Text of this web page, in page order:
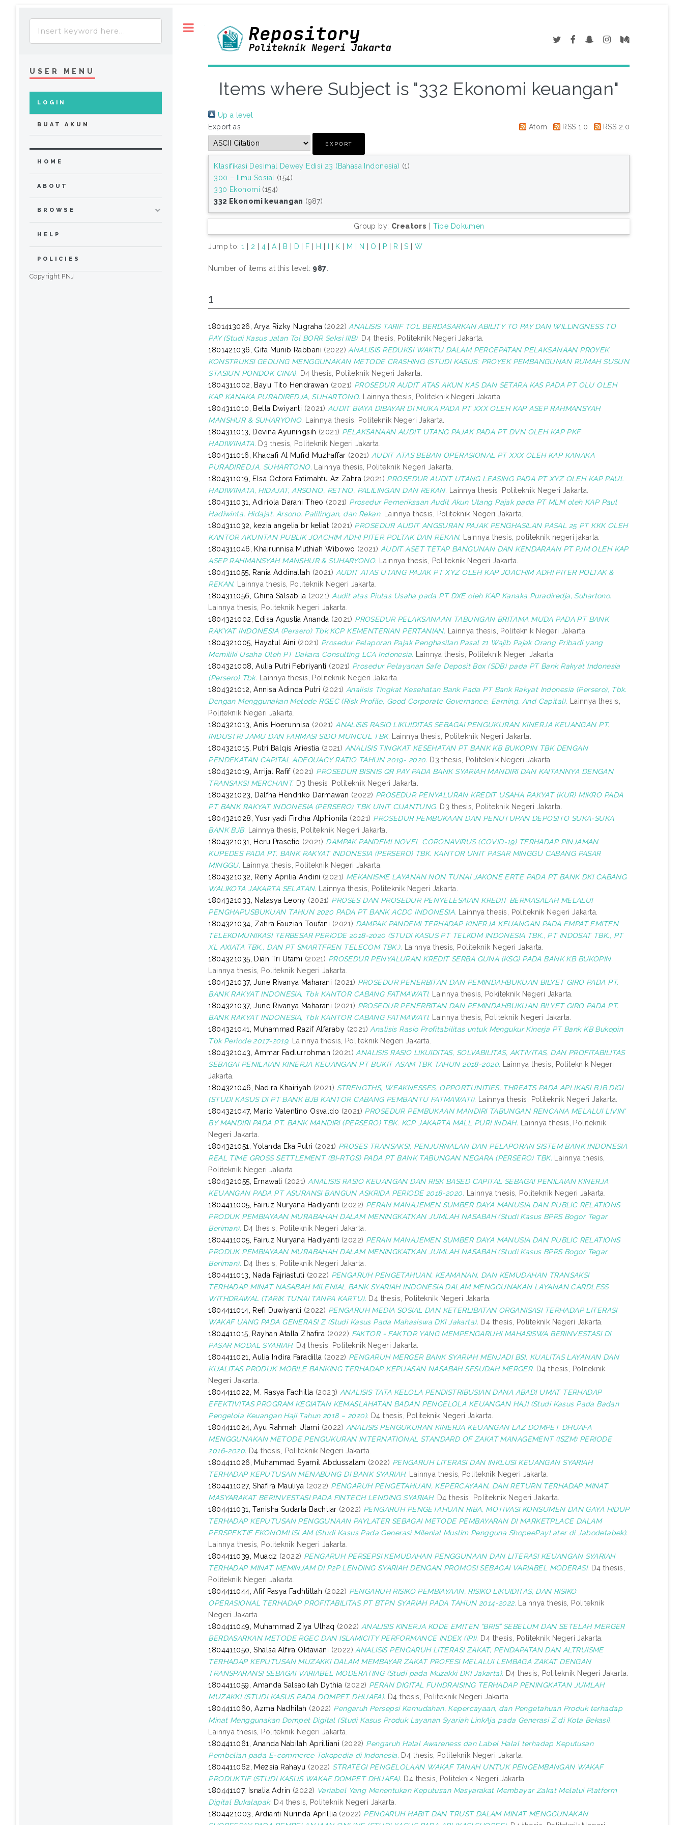
Items where Subject is "332 Ekonomi keuangan"
Up a level
Export as
Atom RSS 1.0 RSS 2.0
Klasifikasi Desimal Dewey Edisi 23 (Bahasa Indonesia) (1)
300 – Ilmu Sosial (154)
330 Ekonomi (154)
332 Ekonomi keuangan (987)
Group by: Creators | Tipe Dokumen
Jump to:1 | 2 | 4|A | B | D | F | H | I | K | M | N | O | P | R |S |W
Number of items at this level: 987
1
1801413026, Arya Rizky Nugraha (2022) ANALISIS TARIF TOL BERDASARKAN ABILITY TO PAY DAN WILLINGNESS TO
PAY (Studi Kasus Jalan Tol BORR Seksi IIIB). D4 thesis, Politeknik Negeri Jakarta.
1801421036, Gifa Munib Rabbani (2022) ANALISIS REDUKSI WAKTU DALAM PERCEPATAN PELAKSANAAN PROYEK
KONSTRUKSI GEDUNG MENGGUNAKAN METODE CRASHING (STUDI KASUS: PROYEK PEMBANGUNAN RUMAH SUSUN
STASIUN PONDOK CINA). D4 thesis, Politeknik Negeri Jakarta.
1804311002, Bayu Tito Hendrawan (2021) PROSEDUR AUDIT ATAS AKUN KAS DAN SETARA KAS PADA PT OLU OLEH
KAP KANAKA PURADIREDJA, SUHARTONO.
Lainnya thesis, Politeknik Negeri Jakarta.
1804311010, Bella Dwiyanti (2021) AUDIT BIAYA DIBAYAR DI MUKA PADA PT XXX OLEH KAP ASEP RAHMANSYAH
MANSHUR & SUHARYONO.
Lainnya thesis, Politeknik Negeri Jakarta.
1804311013, Devina Ayuningsih (2021) PELAKSANAAN AUDIT UTANG PAJAK PADA PT DVN OLEH KAP PKF
HADIWINATA. D3 thesis, Politeknik Negeri Jakarta.
1804311016, Khadafi Al Mufid Muzhaffar (2021) AUDIT ATAS BEBAN OPERASIONAL PT XXX OLEH KAP KANAKA
PURADIREDJA, SUHARTONO. Lainnya thesis, Politeknik Negeri Jakarta.
1804311019, Elsa Octora Fatimahtu Az Zahra (2021) PROSEDUR AUDIT UTANG LEASING PADA PT XYZ OLEH KAP PAUL
HADIWINATA, HIDAJAT, ARSONO, RETNO, PALILINGAN DAN REKAN. Lainnya thesis, Politeknik Negeri Jakarta.
1804311031, Adiriola Darani Theo (2021) Prosedur Pemeriksaan Audit Akun Utang Pajak pada PT MLM oleh KAP Paul
Hadiwinta, Hidajat, Arsono, Palilingan, dan Rekan. Lainnya thesis, Politeknik Negeri Jakarta.
1804311032, kezia angelia br keliat (2021) PROSEDUR AUDIT ANGSURAN PAJAK PENGHASILAN PASAL 25 PT KKK OLEH
KANTOR AKUNTAN PUBLIK JOACHIM ADHI PITER POLTAK DAN REKAN.
Lainnya thesis, politeknik negeri jakarta.
1804311046, Khairunnisa Muthiah Wibowo (2021) AUDIT ASET TETAP BANGUNAN DAN KENDARAAN PT PJM OLEH KAP
ASEP RAHMANSYAH MANSHUR & SUHARYONO. Lainnya thesis, Politeknik Negeri Jakarta.
1804311055, Rania Addinallah (2021) AUDIT ATAS UTANG PAJAK PT XYZ OLEH KAP JOACHIM ADHI PITER POLTAK &
REKAN.
Lainnya thesis, Politeknik Negeri Jakarta.
1804311056, Ghina Salsabila (2021) Audit atas Piutas Usaha pada PT DXE oleh KAP Kanaka Puradiredja, Suhartono.
Lainnya thesis, Politeknik Negeri Jakarta.
1804321002, Edisa Agustia Ananda (2021) PROSEDUR PELAKSANAAN TABUNGAN BRITAMA MUDA PADA PT BANK
RAKYAT INDONESIA (Persero) Tbk KCP KEMENTERIAN PERTANIAN. Lainnya thesis, Politeknik Negeri Jakarta.
1804321005, Hayatul Aini (2021) Prosedur Pelaporan Pajak Penghasilan Pasal 21 Wajib Pajak Orang Pribadi yang
Memiliki Usaha Oleh PT Dakara Consulting LCA Indonesia. Lainnya thesis, Politeknik Negeri Jakarta.
1804321008, Aulia Putri Febriyanti (2021) Prosedur Pelayanan Safe Deposit Box (SDB) pada PT Bank Rakyat Indonesia
(Persero) Tbk. Lainnya thesis, Politeknik Negeri Jakarta.
1804321012, Annisa Adinda Putri (2021) Analisis Tingkat Kesehatan Bank Pada PT Bank Rakyat Indonesia (Persero), Tbk.
Dengan Menggunakan Metode RGEC (Risk Profile, Good Corporate Governance, Earning, And Capital). Lainnya thesis,
Politeknik Negeri Jakarta.
1804321013, Anis Hoerunnisa (2021) ANALISIS RASIO LIKUIDITAS SEBAGAI PENGUKURAN KINERJA KEUANGAN PT.
INDUSTRI JAMU DAN FARMASI SIDO MUNCUL TBK. Lainnya thesis, Politeknik Negeri Jakarta.
1804321015, Putri Balqis Ariestia (2021) ANALISIS TINGKAT KESEHATAN PT BANK KB BUKOPIN TBK DENGAN
PENDEKATAN CAPITAL ADEQUACY RATIO TAHUN 2019- 2020. D3 thesis, Politeknik Negeri Jakarta.
1804321019, Arrijal Rafif(2021) PROSEDUR BISNIS QR PAY PADA BANK SYARIAH MANDIRI DAN KAITANNYA DENGAN
TRANSAKSI MERCHANT. D3 thesis, Politeknik Negeri Jakarta.
1804321023, Dalfha Hendriko Darmawan (2022) PROSEDUR PENYALURAN KREDIT USAHA RAKYAT (KUR) MIKRO PADA
PT BANK RAKYAT INDONESIA (PERSERO) TBK UNIT CIJANTUNG. D3 thesis, Politeknik Negeri Jakarta.
1804321028, Yusriyadi Firdha Alphionita (2021) PROSEDUR PEMBUKAAN DAN PENUTUPAN DEPOSITO SUKA-SUKA
BANK BJB. Lainnya thesis, Politeknik Negeri Jakarta.
1804321031, Heru Prasetio (2021) DAMPAK PANDEMI NOVEL CORONAVIRUS (COVID-19) TERHADAP PINJAMAN
KUPEDES PADA PT. BANK RAKYAT INDONESIA (PERSERO) TBK. KANTOR UNIT PASAR MINGGU CABANG PASAR
MINGGU. Lainnya thesis, Politeknik Negeri Jakarta.
1804321032, Reny Aprilia Andini (2021) MEKANISME LAYANAN NON TUNAI JAKONE ERTE PADA PT BANK DKI CABANG
WALIKOTA JAKARTA SELATAN.
Lainnya thesis, Politeknik Negeri Jakarta.
1804321033, Natasya Leony (2021) PROSES DAN PROSEDUR PENYELESAIAN KREDIT BERMASALAH MELALUI
PENGHAPUSBUKUAN TAHUN 2020 PADA PT BANK ACDC INDONESIA. Lainnya thesis, Politeknik Negeri Jakarta.
1804321034, Zahra Fauziah Toufani (2021) DAMPAK PANDEMI TERHADAP KINERJA KEUANGAN PADA EMPAT EMITEN
TELEKOMUNIKASI TERBESAR PERIODE 2018-2020 (STUDI KASUS PT TELKOM INDONESIA TBK., PT INDOSAT TBK., PT
XL AXIATA TBK., DAN PT SMARTFREN TELECOM TBK.). Lainnya thesis, Politeknik Negeri Jakarta.
1804321035, Dian Tri Utami (2021) PROSEDUR PENYALURAN KREDIT SERBA GUNA (KSG) PADA BANK KB BUKOPIN.
Lainnya thesis, Politeknik Negeri Jakarta.
1804321037, June Rivanya Maharani (2021) PROSEDUR PENERBITAN DAN PEMINDAHBUKUAN BILYET GIRO PADA PT.
BANK RAKYAT INDONESIA, Tbk KANTOR CABANG FATMAWATI.
Lainnya thesis, Pokiteknik Negeri Jakarta.
1804321037, June Rivanya Maharani (2021) PROSEDUR PENERBITAN DAN PEMINDAHBUKUAN BILYET GIRO PADA PT.
BANK RAKYAT INDONESIA, Tbk KANTOR CABANG FATMAWATI.
Lainnya thesis, Politeknik Negeri Jakarta.
1804321041, Muhammad Razif Alfaraby (2021) Analisis Rasio Profitabilitas untuk Mengukur Kinerja PT Bank KB Bukopin
Tbk Periode 2017-2019.
Lainnya thesis, Politeknik Negeri Jakarta.
1804321043, Ammar Fadlurrohman (2021) ANALISIS RASIO LIKUIDITAS, SOLVABILITAS, AKTIVITAS, DAN PROFITABILITAS
SEBAGAI PENILAIAN KINERJA KEUANGAN PT BUKIT ASAM TBK TAHUN 2018-2020. Lainnya thesis, Politeknik Negeri
Jakarta.
1804321046, Nadira Khairiyah (2021) STRENGTHS, WEAKNESSES, OPPORTUNITIES, THREATS PADA APLIKASI BJB DIGI
(STUDI KASUS DI PT BANK BJB KANTOR CABANG PEMBANTU FATMAWATI). Lainnya thesis, Politeknik Negeri Jakarta.
1804321047, Mario Valentino Osvaldo (2021) PROSEDUR PEMBUKAAN MANDIRI TABUNGAN RENCANA MELALUI LIVIN'
BY MANDIRI PADA PT. BANK MANDIRI (PERSERO) TBK. KCP JAKARTA MALL PURI INDAH. Lainnya thesis, Politeknik
Negeri Jakarta.
1804321051, Yolanda Eka Putri (2021) PROSES TRANSAKSI, PENJURNALAN DAN PELAPORAN SISTEM BANK INDONESIA
REAL TIME GROSS SETTLEMENT (BI-RTGS) PADA PT BANK TABUNGAN NEGARA (PERSERO) TBK. Lainnya thesis,
Politeknik Negeri Jakarta.
1804321055, Ernawati (2021) ANALISIS RASIO KEUANGAN DAN RISK BASED CAPITAL SEBAGAI PENILAIAN KINERJA
KEUANGAN PADA PT ASURANSI BANGUN ASKRIDA PERIODE 2018-2020. Lainnya thesis, Politeknik Negeri Jakarta.
1804411005, Fairuz Nuryana Hadiyanti (2022) PERAN MANAJEMEN SUMBER DAYA MANUSIA DAN PUBLIC RELATIONS
PRODUK PEMBIAYAAN MURABAHAH DALAM MENINGKATKAN JUMLAH NASABAH (Studi Kasus BPRS Bogor Tegar
Beriman). D4 thesis, Politeknik Negeri Jakarta.
1804411005, Fairuz Nuryana Hadiyanti (2022) PERAN MANAJEMEN SUMBER DAYA MANUSIA DAN PUBLIC RELATIONS
PRODUK PEMBIAYAAN MURABAHAH DALAM MENINGKATKAN JUMLAH NASABAH (Studi Kasus BPRS Bogor Tegar
Beriman). D4 thesis, Politeknik Negeri Jakarta.
1804411013, Nada Fajriastuti (2022) PENGARUH PENGETAHUAN, KEAMANAN, DAN KEMUDAHAN TRANSAKSI
TERHADAP MINAT NASABAH MILENIAL BANK SYARIAH INDONESIA DALAM MENGGUNAKAN LAYANAN CARDLESS
WITHDRAWAL (TARIK TUNAI TANPA KARTU). D4 thesis, Politeknik Negeri Jakarta.
1804411014, Refi Duwiyanti (2022) PENGARUH MEDIA SOSIAL DAN KETERLIBATAN ORGANISASI TERHADAP LITERASI
WAKAF UANG PADA GENERASI Z (Studi Kasus Pada Mahasiswa DKI Jakarta). D4 thesis, Politeknik Negeri Jakarta.
1804411015, Rayhan Atalla Zhafira (2022) FAKTOR - FAKTOR YANG MEMPENGARUHI MAHASISWA BERINVESTASI DI
PASAR MODAL SYARIAH. D4 thesis, Politeknik Negeri Jakarta.
1804411021, Aulia Indira Faradilla (2022) PENGARUH MERGER BANK SYARIAH MENJADI BSI, KUALITAS LAYANAN DAN
KUALITAS PRODUK MOBILE BANKING TERHADAP KEPUASAN NASABAH SESUDAH MERGER. D4 thesis, Politeknik
Negeri Jakarta.
1804411022, M. Rasya Fadhilla (2023) ANALISIS TATA KELOLA PENDISTRIBUSIAN DANA ABADI UMAT TERHADAP
EFEKTIVITAS PROGRAM KEGIATAN KEMASLAHATAN BADAN PENGELOLA KEUANGAN HAJI (Studi Kasus Pada Badan
Pengelola Keuangan Haji Tahun 2018 – 2020). D4 thesis, Politeknik Negeri Jakarta.
1804411024, Ayu Rahmah Utami (2022) ANALISIS PENGUKURAN KINERJA KEUANGAN LAZ DOMPET DHUAFA
MENGGUNAKAN METODE PENGUKURAN INTERNATIONAL STANDARD OF ZAKAT MANAGEMENT (ISZM) PERIODE
2016-2020. D4 thesis, Politeknik Negeri Jakarta.
1804411026, Muhammad Syamil Abdussalam (2022) PENGARUH LITERASI DAN INKLUSI KEUANGAN SYARIAH
TERHADAP KEPUTUSAN MENABUNG DI BANK SYARIAH.
Lainnya thesis, Politeknik Negeri Jakarta.
1804411027, Shafira Mauliya (2022) PENGARUH PENGETAHUAN, KEPERCAYAAN, DAN RETURN TERHADAP MINAT
MASYARAKAT BERINVESTASI PADA FINTECH LENDING SYARIAH. D4 thesis, Politeknik Negeri Jakarta.
1804411031, Tanisha Sudarta Bachtiar (2022) PENGARUH PENGETAHUAN RIBA, MOTIVASI KONSUMEN DAN GAYA HIDUP
TERHADAP KEPUTUSAN PENGGUNAAN PAYLATER SEBAGAI METODE PEMBAYARAN DI MARKETPLACE DALAM
PERSPEKTIF EKONOMI ISLAM (Studi Kasus Pada Generasi Milenial Muslim Pengguna ShopeePayLater di Jabodetabek).
Lainnya thesis, Politeknik Negeri Jakarta.
1804411039, Muadz (2022) PENGARUH PERSEPSI KEMUDAHAN PENGGUNAAN DAN LITERASI KEUANGAN SYARIAH
TERHADAP MINAT MEMINJAM DI P2P LENDING SYARIAH DENGAN PROMOSI SEBAGAI VARIABEL MODERASI. D4 thesis,
Politeknik Negeri Jakarta.
1804411044, Afif Pasya Fadhlillah (2022) PENGARUH RISIKO PEMBIAYAAN, RISIKO LIKUIDITAS, DAN RISIKO
OPERASIONAL TERHADAP PROFITABILITAS PT BTPN SYARIAH PADA TAHUN 2014-2022. Lainnya thesis, Politeknik
Negeri Jakarta.
1804411049, Muhammad Ziya Ulhaq (2022) ANALISIS KINERJA KODE EMITEN “BRIS” SEBELUM DAN SETELAH MERGER
BERDASARKAN METODE RGEC DAN ISLAMICITY PERFORMANCE INDEX (IPI). D4 thesis, Politeknik Negeri Jakarta.
1804411050, Shalsa Alfira Oktaviani (2022) ANALISIS PENGARUH LITERASI ZAKAT, PENDAPATAN DAN ALTRUISME
TERHADAP KEPUTUSAN MUZAKKI DALAM MEMBAYAR ZAKAT PROFESI MELALUI LEMBAGA ZAKAT DENGAN
TRANSPARANSI SEBAGAI VARIABEL MODERATING (Studi pada Muzakki DKI Jakarta). D4 thesis, Politeknik Negeri Jakarta.
1804411059, Amanda Salsabilah Dythia (2022) PERAN DIGITAL FUNDRAISING TERHADAP PENINGKATAN JUMLAH
MUZAKKI (STUDI KASUS PADA DOMPET DHUAFA). D4 thesis, Politeknik Negeri Jakarta.
1804411060, Azma Nadhilah (2022) Pengaruh Persepsi Kemudahan, Kepercayaan, dan Pengetahuan Produk terhadap
Minat Menggunakan Dompet Digital (Studi Kasus Produk Layanan Syariah LinkAja pada Generasi Z di Kota Bekasi).
Lainnya thesis, Politeknik Negeri Jakarta.
1804411061, Ananda Nabilah Aprilliani (2022) Pengaruh Halal Awareness dan Label Halal terhadap Keputusan
Pembelian pada E-commerce Tokopedia di Indonesia. D4 thesis, Politeknik Negeri Jakarta.
1804411062, Mezsia Rahayu (2022) STRATEGI PENGELOLAAN WAKAF TANAH UNTUK PENGEMBANGAN WAKAF
PRODUKTIF (STUDI KASUS WAKAF DOMPET DHUAFA). D4 thesis, Politeknik Negeri Jakarta.
180441107, Isnalia Adrin (2022) Variabel Yang Menentukan Keputusan Masyarakat Membayar Zakat Melalui Platform
Digital Bukalapak. D4 thesis, Politeknik Negeri Jakarta.
1804421003, Ardianti Nurinda Aprillia (2022) PENGARUH HABIT DAN TRUST DALAM MINAT MENGGUNAKAN
USER MENU
LOGIN
BUAT AKUN
HOME
ABOUT
BROWSE
HELP
POLICIES
Copyright PNJ
Toggle